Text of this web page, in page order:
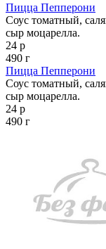
Пицца Пепперони
Соус томатный,
сыр моцарелла.
24 р
490 г
Пицца Пепперони
Соус томатный,
сыр моцарелла.
24 р
490 г